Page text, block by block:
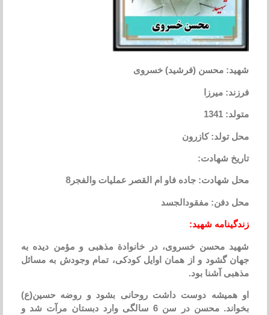
شهید: محسن (فرشید) خسروی
فرزند: میرزا
متولد: 1341
محل تولد: کازرون
تاریخ شهادت:
محل شهادت: جاده فاو ام القصر عملیات والفجر8
محل دفن: مفقودالجسد
زندگینامه شهید:
شهید محسن خسروی، در خانوادة مذهبی و مؤمن دیده به
جهان گشود و از همان اوایل كودكی، تمام وجودش به مسائل
مذهبی آشنا بود.
او همیشه دوست داشت روحانی بشود و روضه حسین(ع)
بخواند. محسن در سن 6 سالگی وارد دبستان مرآت شد و